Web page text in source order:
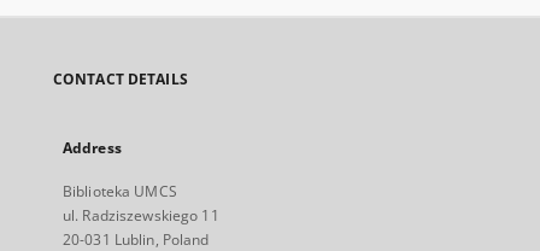
CONTACT DETAILS
Address
Biblioteka UMCS
ul. Radziszewskiego 11
20-031 Lublin, Poland